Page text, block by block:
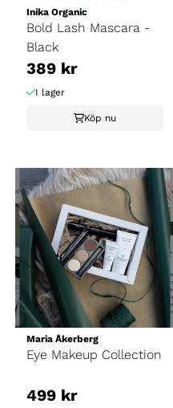
Inika Organic
Bold Lash Mascara -
Black
389 kr
I lager
Köp nu
Maria Åkerberg
Eye Makeup Collection
499 kr